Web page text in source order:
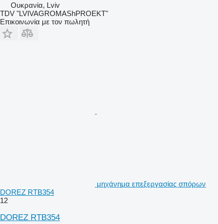
Ουκρανία, Lviv
TDV "LVIVAGROMAShPROEKT"
Επικοινωνία με τον πωλητή
μηχάνημα επεξεργασίας σπόρων
DOREZ RTB354
12
DOREZ RTB354